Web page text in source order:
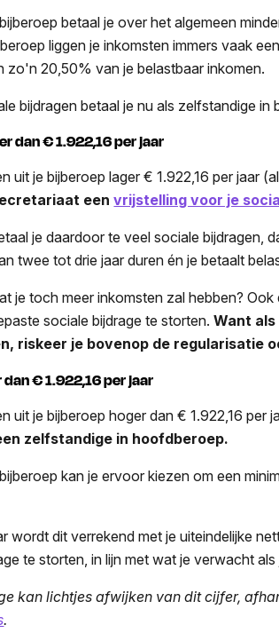
betaal je over het algemeen
liggen je inkomsten immers vaak
zo'n 20,50% van je belastbaar inkomen.
bijdragen betaal je nu als zelfstandige in
dan € 1.922,16 per jaar
uit je bijberoep lager € 1.922,16 per jaar
eenvrijstelling voor je
je daardoor te veel sociale bijdragen,
twee tot drie jaar duren én je betaalt
je toch meer inkomsten zal hebben?
sociale bijdrage te storten.Want
riskeer je bovenop de regularisatie
€ 1.922,16 per jaar
uit je bijberoep hoger dan € 1.922,16 per
zelfstandige in hoofdberoep.
kan je ervoor kiezen om een
wordt dit verrekend met je uiteindelijke
te storten, in lijn met wat je verwacht
kan lichtjes afwijken van dit cijfer,
.